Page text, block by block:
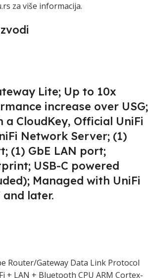
za više informacija.
Lite; Up to 10x
increase over USG;
a CloudKey, Official UniFi
Network Server; (1)
(1) GbE LAN port;
USB-C powered
Managed with UniFi
and later.
Router/Gateway Data Link Protocol
+ LAN + Bluetooth CPU ARM Cortex-